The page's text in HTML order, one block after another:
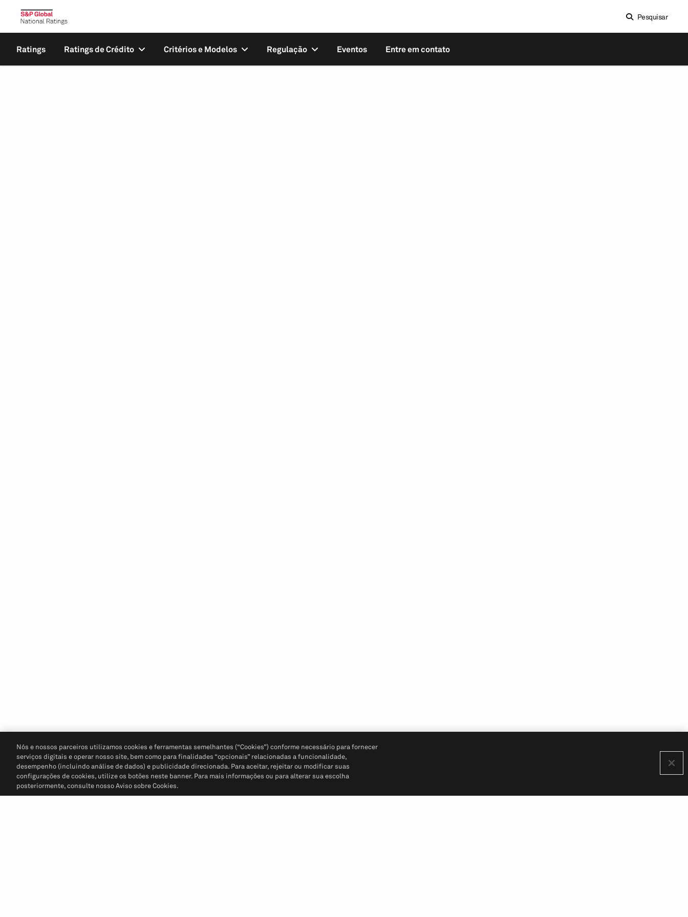
Pesquisar
Ratings Ratings de Crédito Critérios e Modelos Regulação Eventos Entre em contato
Nós e nossos parceiros utilizamos cookies e ferramentas semelhantes (“Cookies”) conforme necessário para fornecer
serviços digitais e operar nosso site, bem como para finalidades “opcionais” relacionadas a funcionalidade,
desempenho (incluindo análise de dados) e publicidade direcionada. Para aceitar, rejeitar ou modificar suas
configurações de cookies, utilize os botões neste banner. Para mais informações ou para alterar sua escolha
posteriormente, consulte nosso Aviso sobre Cookies.